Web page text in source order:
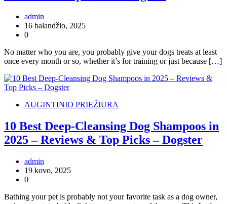
admin
16 balandžio, 2025
0
No matter who you are, you probably give your dogs treats at least
once every month or so, whether it’s for training or just because […]
AUGINTINIO PRIEŽIŪRA
10 Best Deep-Cleansing Dog Shampoos in
2025 – Reviews & Top Picks – Dogster
admin
19 kovo, 2025
0
Bathing your pet is probably not your favorite task as a dog owner,